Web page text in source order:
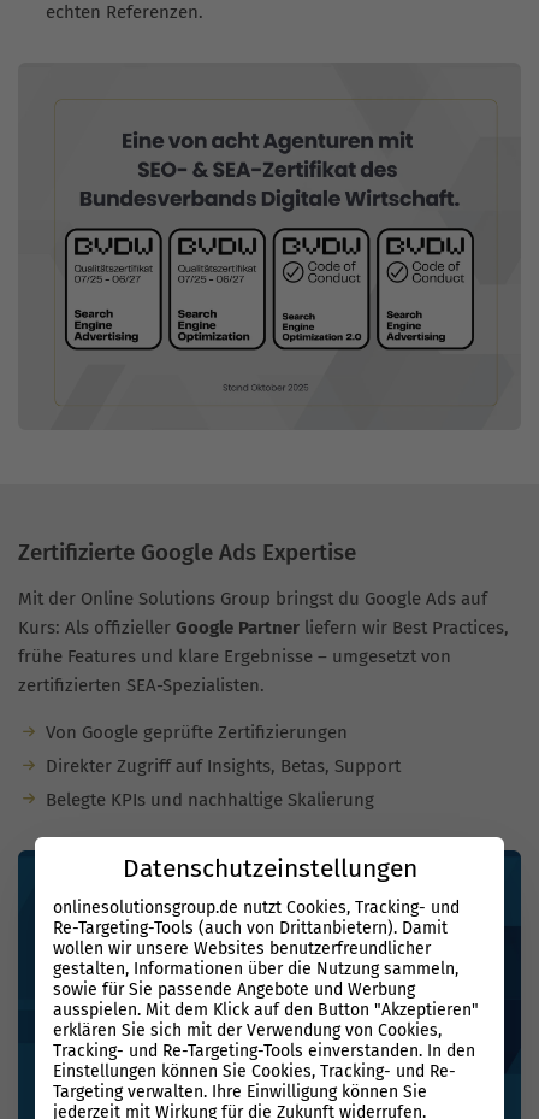
echten Referenzen.
Zertifizierte Google Ads Expertise
Mit der Online Solutions Group bringst du Google Ads auf
Kurs: Als offizieller Google Partner liefern wir Best Practices,
frühe Features und klare Ergebnisse – umgesetzt von
zertifizierten SEA-Spezialisten.
Von Google geprüfte Zertifizierungen
Direkter Zugriff auf Insights, Betas, Support
Belegte KPIs und nachhaltige Skalierung
Datenschutzeinstellungen
onlinesolutionsgroup.de nutzt Cookies, Tracking- und
Re-Targeting-Tools (auch von Drittanbietern). Damit
wollen wir unsere Websites benutzerfreundlicher
gestalten, Informationen über die Nutzung sammeln,
sowie für Sie passende Angebote und Werbung
ausspielen. Mit dem Klick auf den Button "Akzeptieren"
erklären Sie sich mit der Verwendung von Cookies,
Tracking- und Re-Targeting-Tools einverstanden. In den
Einstellungen können Sie Cookies, Tracking- und Re-
Targeting verwalten. Ihre Einwilligung können Sie
jederzeit mit Wirkung für die Zukunft widerrufen.